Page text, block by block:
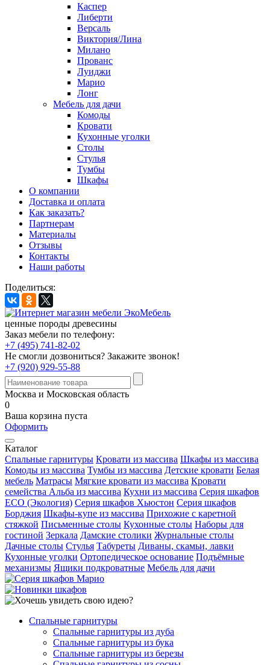
Каспер
Либерти
Версаль
Виктория/Лина
Милано
Прованс
Луиджи
Марио
Лонг
Мебель для дачи
Комоды
Кровати
Кухонные уголки
Столы
Стулья
Тумбы
Шкафы
О компании
Доставка и оплата
Как заказать?
Партнерам
Материалы
Отзывы
Контакты
Наши работы
Поделиться:
ценные породы древесины
Заказ мебели по телефону:
+7 (495) 741-82-02
Не смогли дозвониться? Закажите звонок!
+7 (920) 929-55-88
Москва и Московская область
0
Ваша корзина пуста
Оформить
Каталог
Спальные гарнитуры Кровати из массива Шкафы из массива
Комоды из массива Тумбы из массива Детские кровати Белая
мебель Матрасы Мягкие кровати из массива Кровати
семейства Альба из массива Кухни из массива Серия шкафов
ECO (Экология) Серия шкафов Хьюстон Серия шкафов
Борджия Шкафы-купе из массива Прихожие с каретной
стяжкой Письменные столы Кухонные столы Наборы для
гостиной Зеркала Дамские столики Журнальные столы
Дачные столы Стулья Табуреты Диваны, скамьи, лавки
Кухонные уголки Ортопедическое основание Подъёмные
механизмы Ящики подкроватные Мебель для дачи
Спальные гарнитуры
Спальные гарнитуры из дуба
Спальные гарнитуры из бука
Спальные гарнитуры из березы